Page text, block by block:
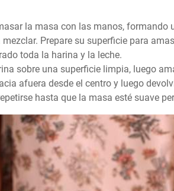
la masa con las manos, formando
Prepare su superficie para
toda la harina y la leche.
sobre una superficie limpia, luego
afuera desde el centro y luego
hasta que la masa esté suave